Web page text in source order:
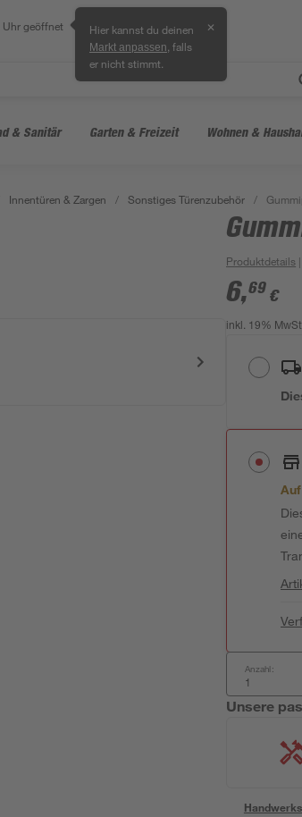
Uhr geöffnet Hier kannst du deinen
Markt anpassen , falls
er nicht stimmt.
✕
& Sanitär Garten & Freizeit Wohnen &
Innentüren & Zargen / Sonstiges Türenzubehör /
Produktdetails
6,69 €
inkl. 19%
Anzahl:
Unsere